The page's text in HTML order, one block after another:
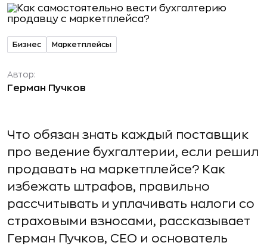
Бизнес Маркетплейсы
Автор:
Герман Пучков
Что обязан знать каждый поставщик
про ведение бухгалтерии, если решил
продавать на маркетплейсе? Как
избежать штрафов, правильно
рассчитывать и уплачивать налоги со
страховыми взносами, рассказывает
Герман Пучков, CEO и основатель